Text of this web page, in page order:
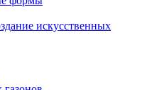
искусственных